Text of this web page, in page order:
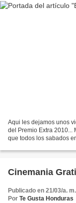
Aqui les dejamos unos
del Premio Extra 2010...
que todos los sabados
Cinemania
Publicado en 21/03/a.
Por Te Gusta Honduras